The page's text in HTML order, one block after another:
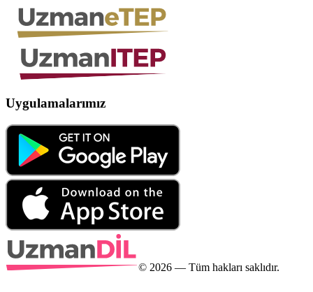
Uygulamalarımız
© 2026 — Tüm hakları saklıdır.